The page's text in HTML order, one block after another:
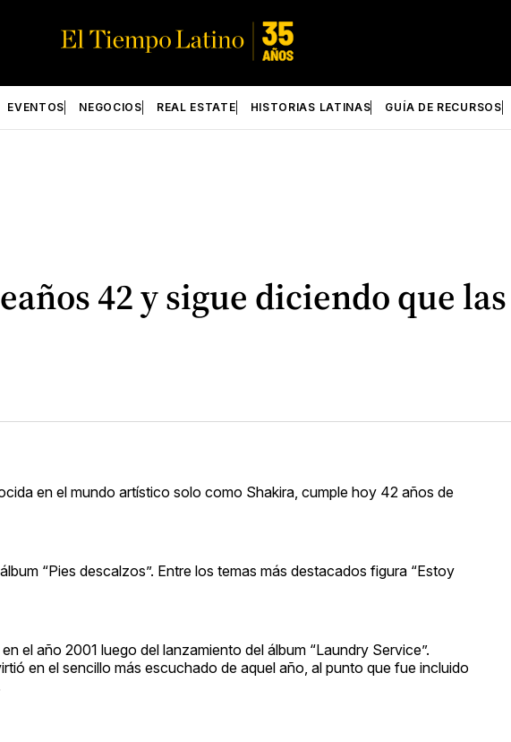
EVENTOS NEGOCIOS REAL ESTATE HISTORIAS LATINAS GUÍA DE RECURSOS
42 y sigue diciendo que
en el mundo artístico solo como Shakira, cumple hoy 42 años de
“Pies descalzos”. Entre los temas más destacados figura “Estoy
el año 2001 luego del lanzamiento del álbum “Laundry Service”.
en el sencillo más escuchado de aquel año, al punto que fue incluido